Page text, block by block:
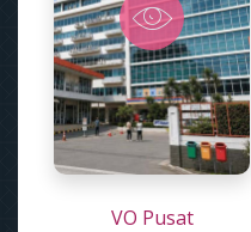
VO Pusat